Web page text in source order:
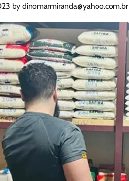
by dinomarmiranda@yahoo.com.br